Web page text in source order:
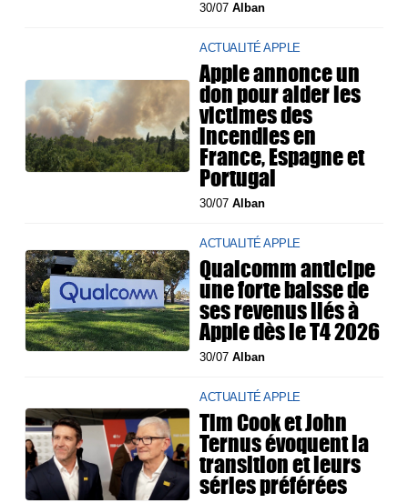
30/07Alban
ACTUALITÉ APPLE
Apple annonce un
don pour aider les
victimes des
incendies en
France, Espagne et
Portugal
30/07Alban
ACTUALITÉ APPLE
Qualcomm anticipe
une forte baisse de
ses revenus liés à
Apple dès le T4 2026
30/07Alban
ACTUALITÉ APPLE
Tim Cook et John
Ternus évoquent la
transition et leurs
séries préférées